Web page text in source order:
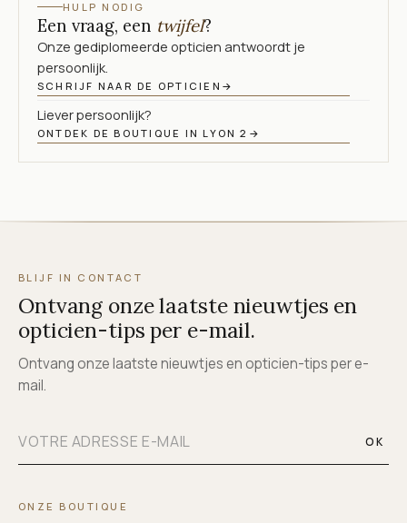
HULP NODIG
Een vraag, een twijfel?
Onze gediplomeerde opticien antwoordt je
persoonlijk.
SCHRIJF NAAR DE OPTICIEN →
Liever persoonlijk?
ONTDEK DE BOUTIQUE IN LYON 2 →
BLIJF IN CONTACT
Ontvang onze laatste nieuwtjes en
opticien-tips per e-mail.
Ontvang onze laatste nieuwtjes en opticien-tips per e-
mail.
OK
ONZE BOUTIQUE